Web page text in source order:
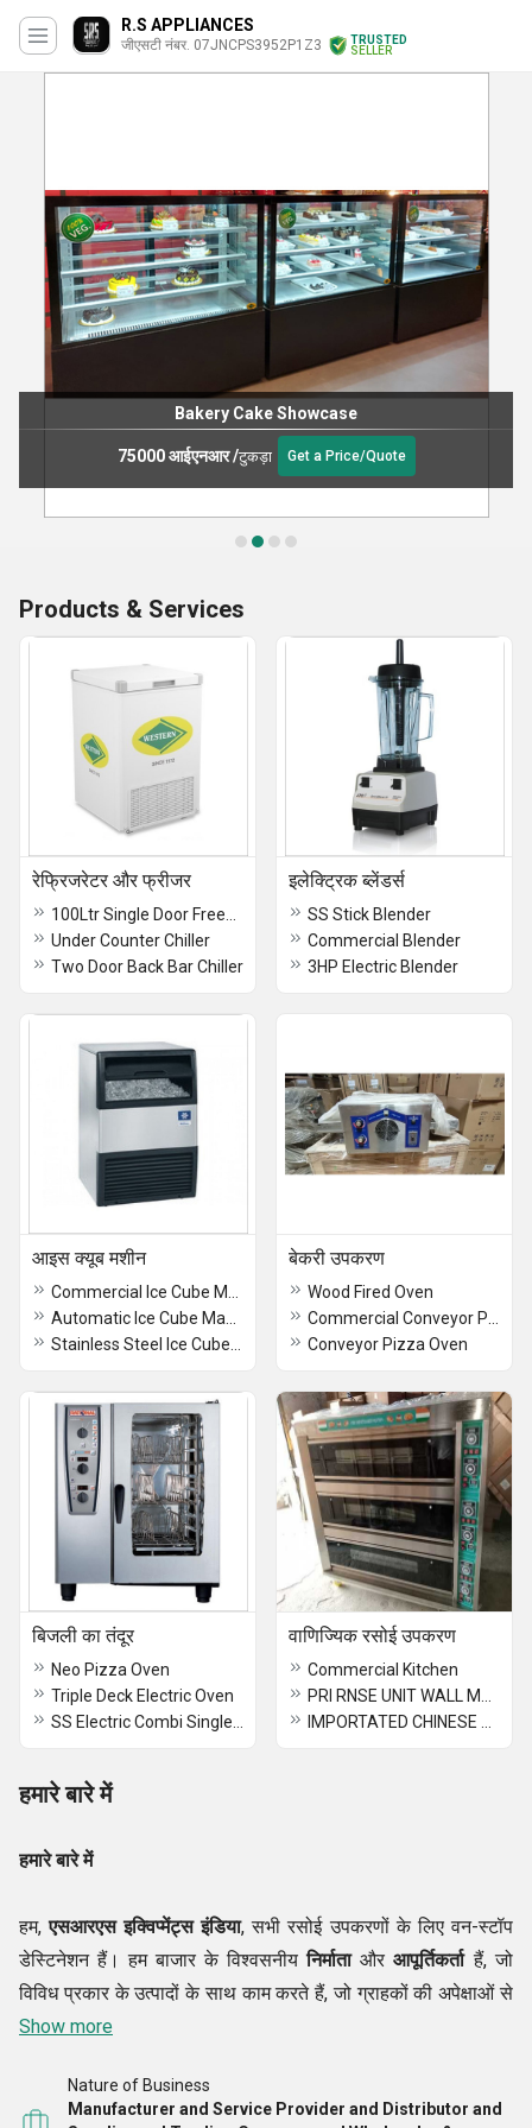
R.S APPLIANCES
जीएसटी नंबर. 07JNCPS3952P1Z3
TRUSTED
SELLER
Bakery Cake Showcase
75000 आईएनआर/टुकड़ा Get a Price/Quote
Products & Services
रेफ्रिजरेटर और फ्रीजर
Under Counter Chiller
Two Door Back Bar Chiller
इलेक्ट्रिक ब्लेंडर्स
SS Stick Blender
Commercial Blender
3HP Electric Blender
आइस क्यूब मशीन बेकरी उपकरण
Wood Fired Oven
Conveyor Pizza Oven
बिजली का तंदूर
Neo Pizza Oven
Triple Deck Electric Oven
वाणिज्यिक रसोई उपकरण
Commercial Kitchen
हमारे बारे में
हमारे बारे में
हम,एसआरएस इक्विप्मेंट्स इंडिया, सभी रसोई उपकरणों के लिए वन-स्टॉप
डेस्टिनेशन हैं। हम बाजार के विश्वसनीयनिर्माताऔर आपूर्तिकर्ताहैं, जो
विविध प्रकार के उत्पादों के साथ काम करते हैं, जो ग्राहकों की अपेक्षाओं से
पूरी तरह मेल खाते हैं। हम किचन
में ग्राहकों की लग्जरी और बुनियादी जरूरतों को पूरा कर रहे हैं।
Show more
Nature of Business
Manufacturer and Service Provider and Distributor and